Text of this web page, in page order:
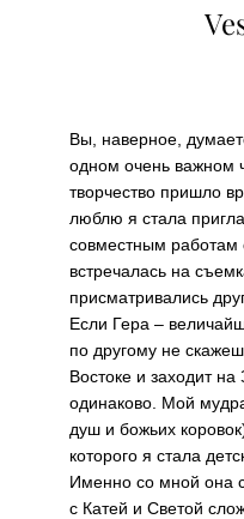
Вы, наверное,
одном очень важном
творчество пришло
люблю я стала
совместным работам
встречалась на
присматривались
Если Гера –
по другому не
Востоке и заходит
одинаково. Мой
душ и божьих
которого я стала
Именно со мной она
с Катей и Светой